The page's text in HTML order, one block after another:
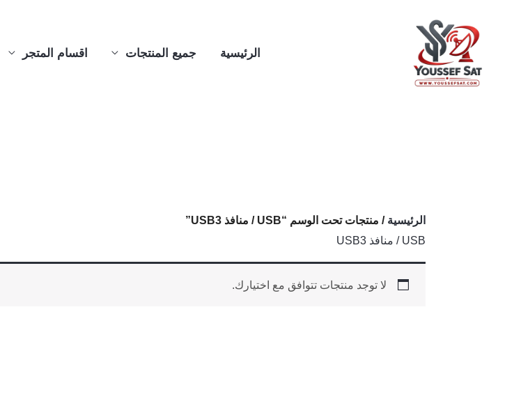
الرئيسية جميع المنتجات اقسام المتجر
الرئيسية / منتجات تحت الوسم “USB / منافذ USB3”
USB / منافذ USB3
لا توجد منتجات تتوافق مع اختيارك.